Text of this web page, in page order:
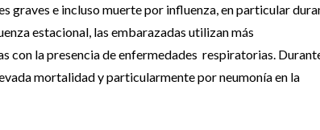
graves e incluso muerte por influenza, en particular
estacional, las embarazadas utilizan más
con la presencia de enfermedades respiratorias.
mortalidad y particularmente por neumonía en la